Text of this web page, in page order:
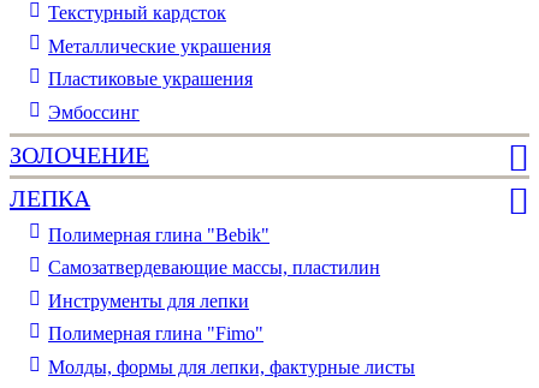
Текстурный кардсток
Металлические украшения
Пластиковые украшения
Эмбоссинг
ЗОЛОЧЕНИЕ
ЛЕПКА
Полимерная глина "Bebik"
Самозатвердевающие массы, пластилин
Инструменты для лепки
Полимерная глина "Fimo"
Молды, формы для лепки, фактурные листы